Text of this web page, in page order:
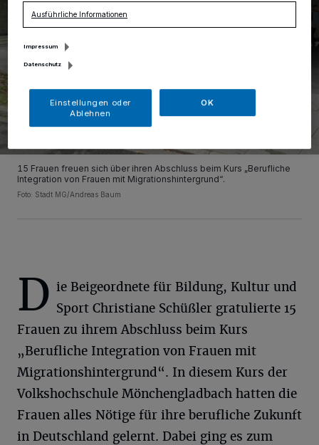
15 Frauen freuen sich über ihren Abschluss beim Kurs „Berufliche
Integration von Frauen mit Migrationshintergrund“.
Foto: Stadt MG/Andreas Baum
D ie Beigeordnete für Bildung, Kultur und
Sport Christiane Schüßler gratulierte 15
Frauen zu ihrem Abschluss beim Kurs
„Berufliche Integration von Frauen mit
Migrationshintergrund“. In diesem Kurs der
Volkshochschule Mönchengladbach hatten die
Frauen alles Nötige für ihre berufliche Zukunft
in Deutschland gelernt. Dabei ging es zum
Ausführliche Informationen
Impressum
Datenschutz
Einstellungen oder
Ablehnen
OK